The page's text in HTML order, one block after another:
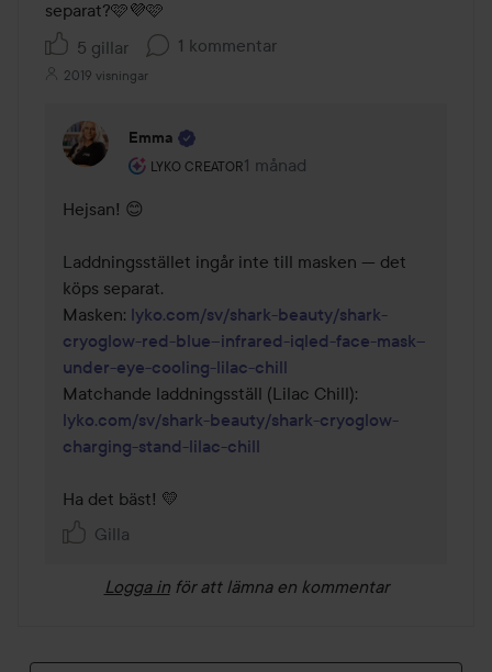
separat?🩷💜🩷
5 gillar
1 kommentar
2019 visningar
Emma
LYKO CREATOR
Användarens roll: Lyko Creator.
1 månad
Kommentaren lades 1 månad
Hejsan! 😊
Laddningsstället ingår inte till masken — det
köps separat.
Masken: lyko.com/sv/shark-beauty/shark-
cryoglow-red-blue--infrared-iqled-face-mask--
under-eye-cooling-lilac-chill
lyko.com/sv/shark-beauty/shark-cryoglow-
charging-stand-lilac-chill
Ha det bäst! 💛️
Gilla
Logga in för att lämna en kommentar